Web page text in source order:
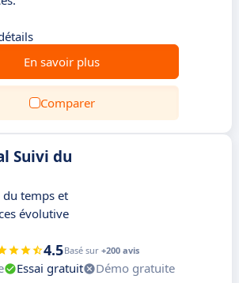
En savoir plus
Comparer
Suivi du
du temps et
évolutive
4.5Basé sur +200 avis
Essai gratuit
Démo gratuite